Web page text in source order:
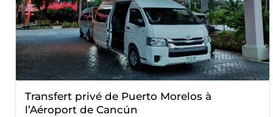
Transfert privé de Puerto Morelos à
l’Aéroport de Cancún